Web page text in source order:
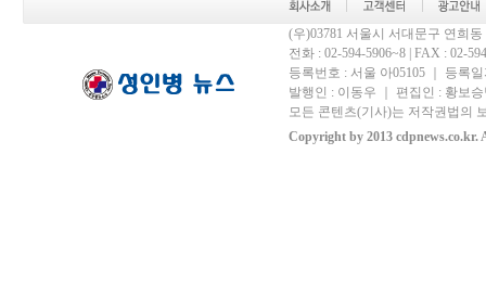
(우)03781 서울시 서대문구 연희
전화 : 02-594-5906~8 | FAX : 02-
등록번호 : 서울 아05105 ｜ 등록
발행인 : 이동우 ｜ 편집인 : 황보
모든 콘텐츠(기사)는 저작권법의
Copyright by 2013 cdpnews.co.kr.